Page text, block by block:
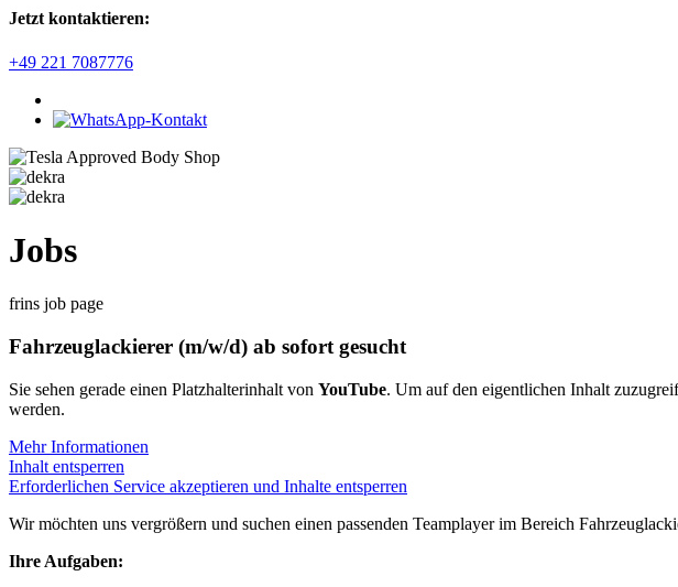
Jetzt kontaktieren:
+49 221 7087776
Jobs
frins job page
Fahrzeuglackierer (m/w/d) ab sofort gesucht
Sie sehen gerade einen Platzhalterinhalt von YouTube. Um auf den eigentlichen Inhalt
werden.
Mehr Informationen
Inhalt entsperren
Erforderlichen Service akzeptieren und Inhalte entsperren
Wir möchten uns vergrößern und suchen einen passenden Teamplayer im Bereich
Ihre Aufgaben: